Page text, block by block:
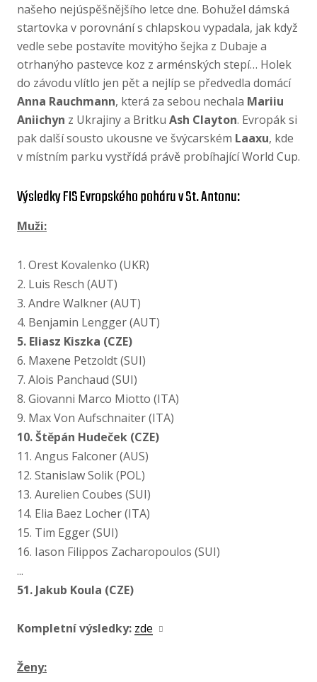
našeho nejúspěšnějšího letce dne. Bohužel dámská
startovka v porovnání s chlapskou vypadala, jak když
vedle sebe postavíte movitýho šejka z Dubaje a
otrhanýho pastevce koz z arménských stepí… Holek
do závodu vlítlo jen pět a nejlíp se předvedla domácí
Anna Rauchmann, která za sebou nechala Mariiu
Aniichyn z Ukrajiny a Britku Ash Clayton. Evropák si
pak další sousto ukousne ve švýcarském Laaxu, kde
v místním parku vystřídá právě probíhající World Cup.
Výsledky FIS Evropského poháru v St. Antonu:
Muži:
1. Orest Kovalenko (UKR)
2. Luis Resch (AUT)
3. Andre Walkner (AUT)
4. Benjamin Lengger (AUT)
5. Eliasz Kiszka (CZE)
6. Maxene Petzoldt (SUI)
7. Alois Panchaud (SUI)
8. Giovanni Marco Miotto (ITA)
9. Max Von Aufschnaiter (ITA)
10. Štěpán Hudeček (CZE)
11. Angus Falconer (AUS)
12. Stanislaw Solik (POL)
13. Aurelien Coubes (SUI)
14. Elia Baez Locher (ITA)
15. Tim Egger (SUI)
16. Iason Filippos Zacharopoulos (SUI)
...
51. Jakub Koula (CZE)
Kompletní výsledky: zde
Ženy: